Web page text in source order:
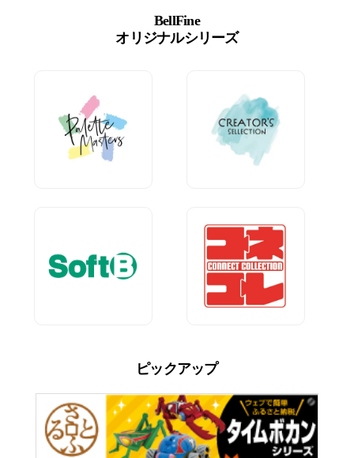
BellFine
オリジナルシリーズ
ピックアップ